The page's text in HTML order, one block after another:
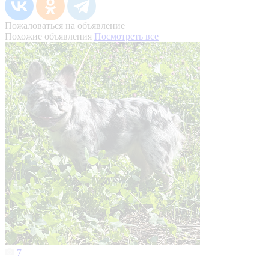
Пожаловаться на объявление
Похожие объявления Посмотреть все
7